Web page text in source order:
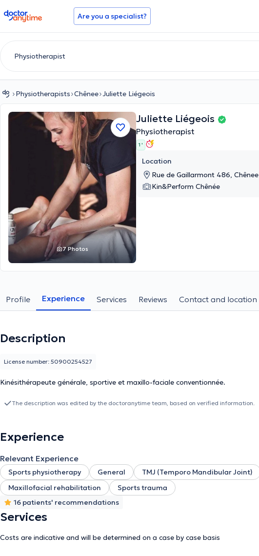
doctoranytime Are you a specialist?
Physiotherapists Chênee Juliette Liégeois
7 Photos
Juliette Liégeois
Physiotherapist
1 '
Location
Rue de Gaillarmont 486, Chênee
Kin&Perform Chênée
Profile Experience Services Reviews Contact and location
Description
Kinésithérapeute générale, sportive et maxillo-faciale conventionnée.
License number: 50900254527
The description was edited by the doctoranytime team, based on verified information.
Experience
Relevant Experience
Sports physiotherapy General TMJ (Temporo Mandibular Joint)
Maxillofacial rehabilitation
Sports trauma
16 patients' recommendations
Services
Costs are indicative and will be determined on a case by case basis